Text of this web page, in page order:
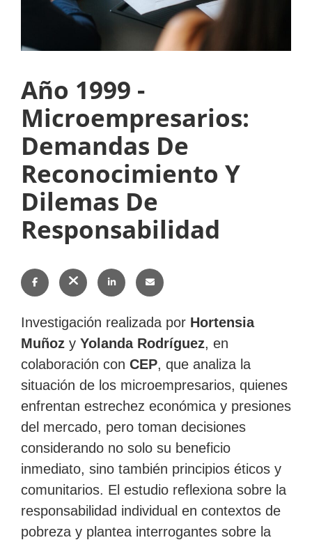
Año 1999 -
Microempresarios:
Demandas De
Reconocimiento Y
Dilemas De
Responsabilidad
en
FacebookTwitter
en
LinkedIn
esto
por
correo
Investigación realizada por Hortensia
Muñoz y Yolanda Rodríguez, en
colaboración con CEP, que analiza la
situación de los microempresarios, quienes
enfrentan estrechez económica y presiones
del mercado, pero toman decisiones
considerando no solo su beneficio
inmediato, sino también principios éticos y
comunitarios. El estudio reflexiona sobre la
responsabilidad individual en contextos de
pobreza y plantea interrogantes sobre la